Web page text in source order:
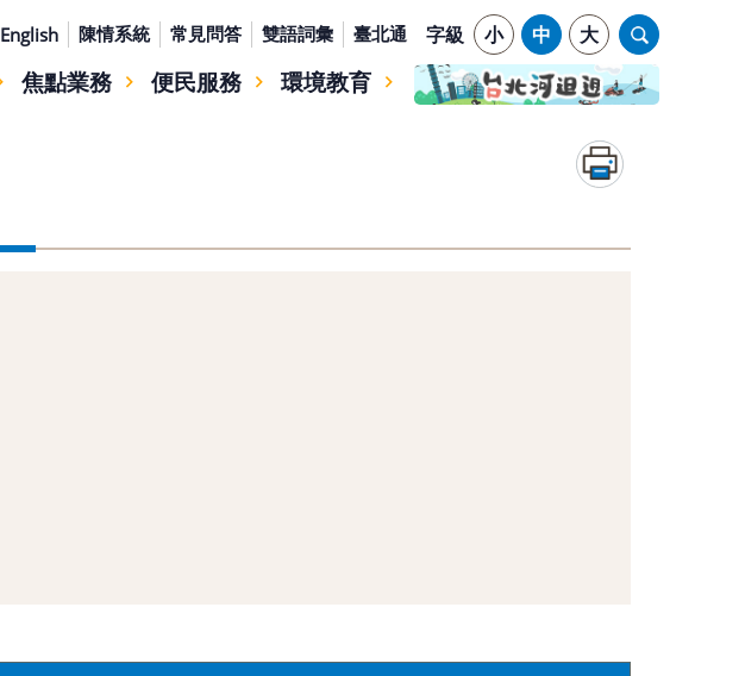
English 陳情系統 常見問答 雙語詞彙 臺北通 字級 小 中 大
焦點業務 便民服務 環境教育